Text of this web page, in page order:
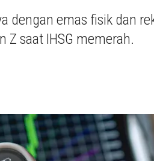
dengan emas fisik dan
Z saat IHSG memerah.